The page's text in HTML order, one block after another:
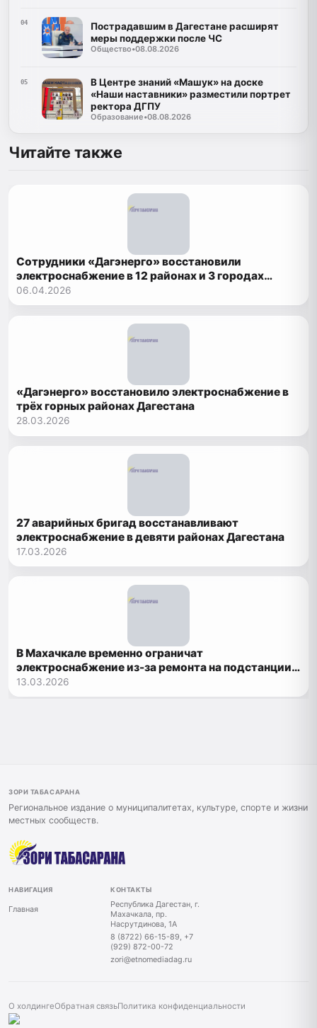
04
Пострадавшим в Дагестане расширят
меры поддержки после ЧС
Общество•08.08.2026
05
В Центре знаний «Машук» на доске
«Наши наставники» разместили портрет
ректора ДГПУ
Образование•08.08.2026
Читайте также
Сотрудники «Дагэнерго» восстановили
электроснабжение в 12 районах и 3 городах
Дагестана
06.04.2026
«Дагэнерго» восстановило электроснабжение в
трёх горных районах Дагестана
28.03.2026
27 аварийных бригад восстанавливают
электроснабжение в девяти районах Дагестана
17.03.2026
В Махачкале временно ограничат
электроснабжение из-за ремонта на подстанции
«Компас»
13.03.2026
ЗОРИ ТАБАСАРАНА
Региональное издание о муниципалитетах, культуре, спорте и жизни
местных сообществ.
НАВИГАЦИЯ
Главная
КОНТАКТЫ
Республика Дагестан, г.
Махачкала, пр.
Насрутдинова, 1А
8 (8722) 66-15-89, +7
(929) 872-00-72
zori@etnomediadag.ru
О холдингеОбратная связьПолитика конфиденциальности